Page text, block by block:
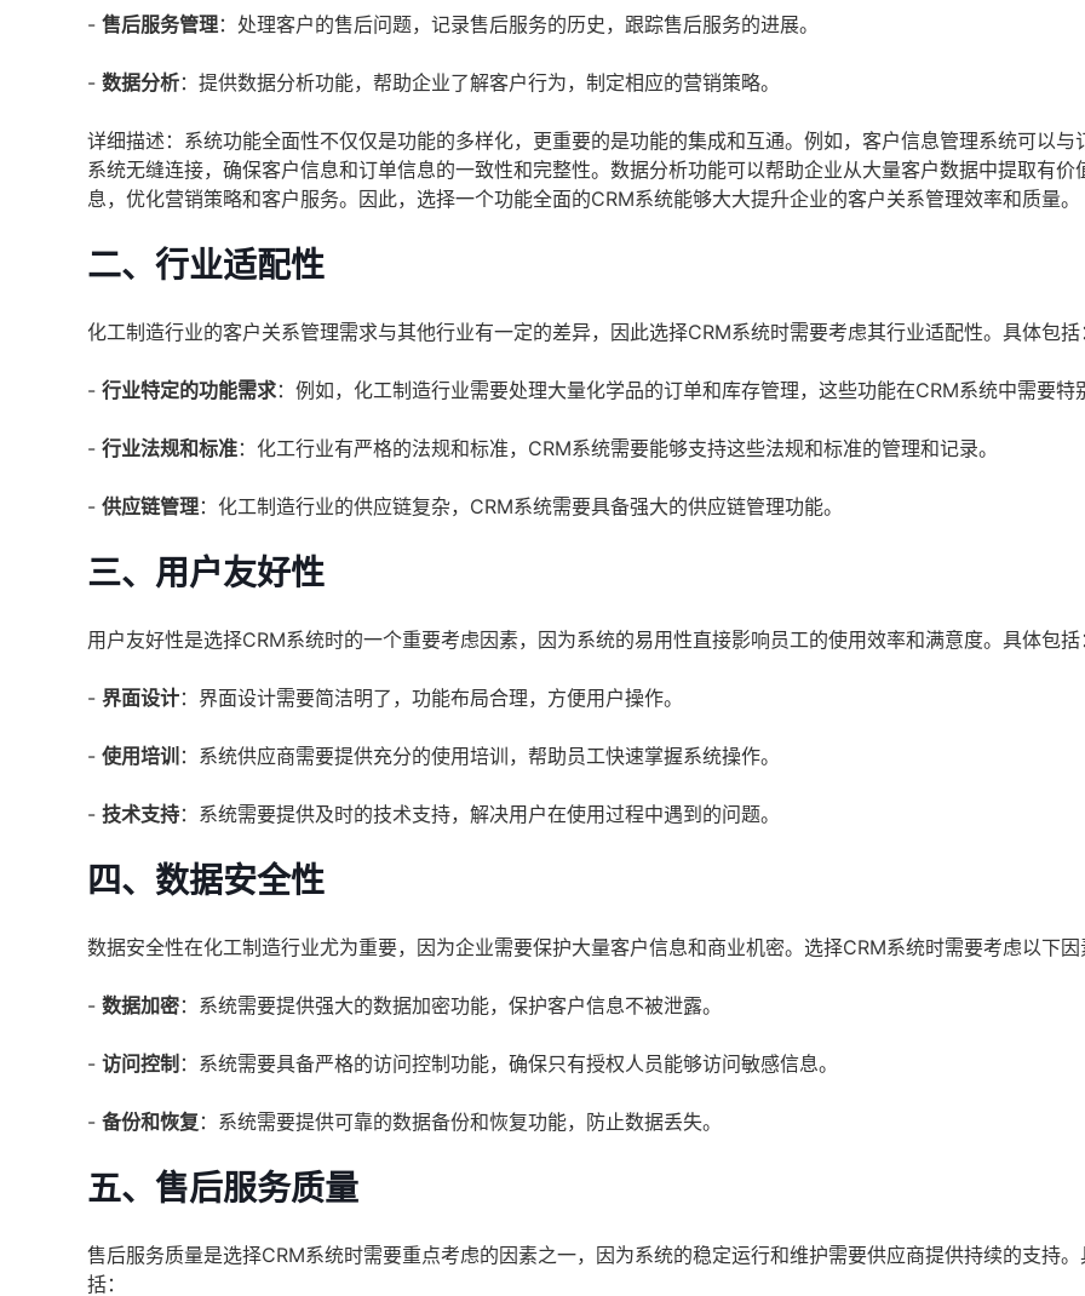
- 售后服务管理：处理客户的售后问题，记录售后服务的历史，跟踪售后服务的进展。
- 数据分析：提供数据分析功能，帮助企业了解客户行为，制定相应的营销策略。
详细描述：系统功能全面性不仅仅是功能的多样化，更重要的是功能的集成和互通。例如，客户信息管理系统可以与
系统无缝连接，确保客户信息和订单信息的一致性和完整性。数据分析功能可以帮助企业从大量客户数据中提取有价
息，优化营销策略和客户服务。因此，选择一个功能全面的CRM系统能够大大提升企业的客户关系管理效率和质量。
二、行业适配性
化工制造行业的客户关系管理需求与其他行业有一定的差异，因此选择CRM系统时需要考虑其行业适配性。具体包括
- 行业特定的功能需求：例如，化工制造行业需要处理大量化学品的订单和库存管理，这些功能在CRM系统中需要特
- 行业法规和标准：化工行业有严格的法规和标准，CRM系统需要能够支持这些法规和标准的管理和记录。
- 供应链管理：化工制造行业的供应链复杂，CRM系统需要具备强大的供应链管理功能。
三、用户友好性
用户友好性是选择CRM系统时的一个重要考虑因素，因为系统的易用性直接影响员工的使用效率和满意度。具体包括
- 界面设计：界面设计需要简洁明了，功能布局合理，方便用户操作。
- 使用培训 ：系统供应商需要提供充分的使用培训，帮助员工快速掌握系统操作。
- 技术支持：系统需要提供及时的技术支持，解决用户在使用过程中遇到的问题。
四、数据安全性
数据安全性在化工制造行业尤为重要，因为企业需要保护大量客户信息和商业机密。选择CRM系统时需要考虑以下因
- 数据加密：系统需要提供强大的数据加密功能，保护客户信息不被泄露。
- 访问控制 ：系统需要具备严格的访问控制功能，确保只有授权人员能够访问敏感信息。
- 备份和恢复 ：系统需要提供可靠的数据备份和恢复功能，防止数据丢失。
五、售后服务质量
售后服务质量是选择CRM系统时需要重点考虑的因素之一，因为系统的稳定运行和维护需要供应商提供持续的支持
括：